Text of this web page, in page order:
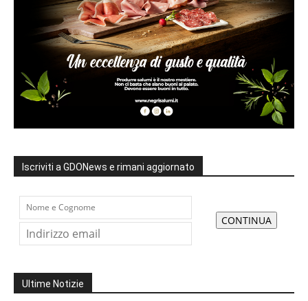
Iscriviti a GDONews e rimani aggiornato
Ultime Notizie